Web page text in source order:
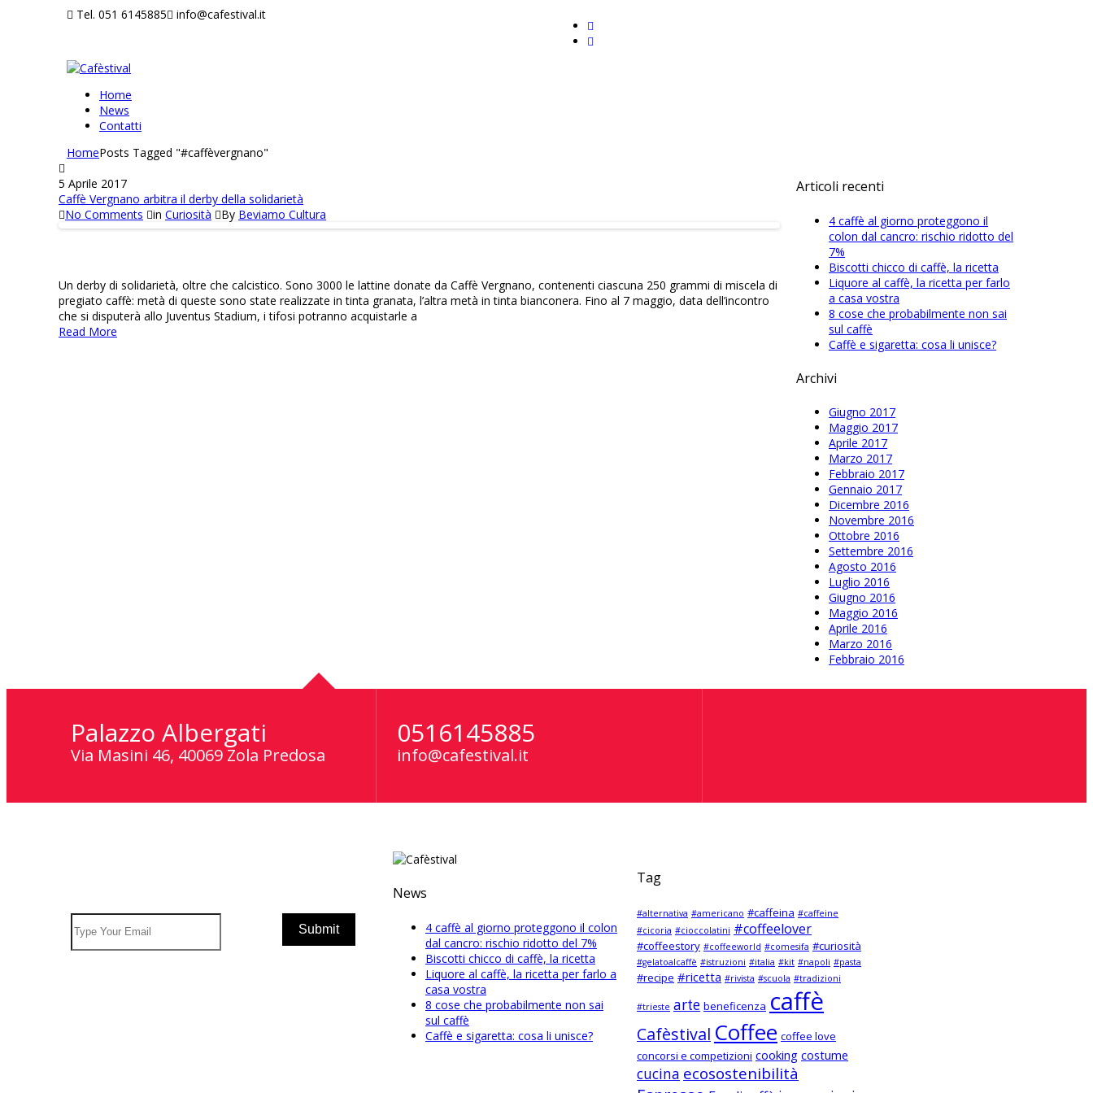
Tel. 051 6145885 info@cafestival.it
Home
News
Contatti
HomePosts Tagged "#caffèvergnano"
5 Aprile 2017
Caffè Vergnano arbitra il derby della solidarietà
No Comments
in Curiosità By Beviamo Cultura
Un derby di solidarietà, oltre che calcistico. Sono 3000 le lattine donate da Caffè Vergnano, contenenti ciascuna 250 grammi di miscela di
pregiato caffè: metà di queste sono state realizzate in tinta granata, l’altra metà in tinta bianconera. Fino al 7 maggio, data dell’incontro
che si disputerà allo Juventus Stadium, i tifosi potranno acquistarle a
Read More
Articoli recenti
4 caffè al giorno proteggono il
colon dal cancro: rischio ridotto del
7%
Biscotti chicco di caffè, la ricetta
Liquore al caffè, la ricetta per farlo
a casa vostra
8 cose che probabilmente non sai
sul caffè
Caffè e sigaretta: cosa li unisce?
Archivi
Giugno 2017
Maggio 2017
Aprile 2017
Marzo 2017
Febbraio 2017
Gennaio 2017
Dicembre 2016
Novembre 2016
Ottobre 2016
Settembre 2016
Agosto 2016
Luglio 2016
Giugno 2016
Maggio 2016
Aprile 2016
Marzo 2016
Febbraio 2016
Palazzo Albergati
Via Masini 46, 40069 Zola Predosa
0516145885
info@cafestival.it
News
4 caffè al giorno proteggono il colon
dal cancro: rischio ridotto del 7%
Biscotti chicco di caffè, la ricetta
Liquore al caffè, la ricetta per farlo a
casa vostra
8 cose che probabilmente non sai
sul caffè
Caffè e sigaretta: cosa li unisce?
Tag
#alternativa #americano #caffeina #caffeine
#cicoria #cioccolatini #coffeelover
#coffeestory #coffeeworld #comesifa #curiosità
#gelatoalcaffè #istruzioni #italia #kit #napoli #pasta
#recipe #ricetta #rivista #scuola #tradizioni
#trieste arte beneficenza caffè
Cafèstival Coffee coffee love
concorsi e competizioni cooking costume
cucina ecosostenibilità